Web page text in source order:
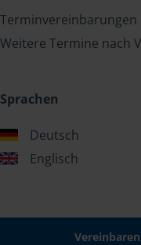
Terminvereinbarungen
Weitere Termine nach
Sprachen
Deutsch
Englisch